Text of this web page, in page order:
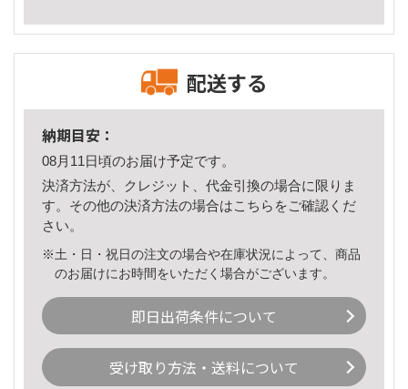
配送する
納期目安：
08月11日頃のお届け予定です。
決済方法が、クレジット、代金引換の場合に限りま
す。その他の決済方法の場合はこちら をご確認くだ
さい。
※土・日・祝日の注文の場合や在庫状況によって、商品
のお届けにお時間をいただく場合がございます。
即日出荷条件について
受け取り方法・送料について